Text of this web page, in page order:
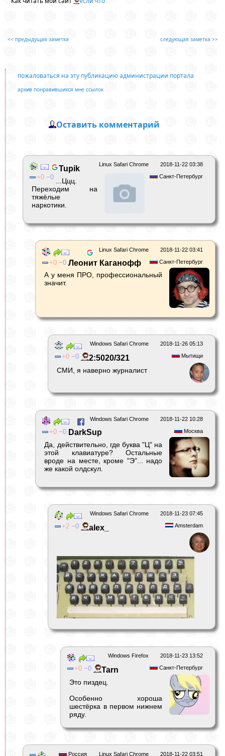
<< предыдущая заметка следующая заметка >>
пожаловаться на эту публикацию администрации портала
архив понравившихся мне ссылок
Оставить комментарий
2018-11-22 03:38
Linux Safari Chrome
Санкт-Петербург
0 0
Tupik
...Ццц.
Переходим на
тяжёлые
наркотики.
2018-11-22 03:41
Linux Safari Chrome
Санкт-Петербург
0 0 Леонит Каганофф
А у меня ПРО, профессиональный
значит.
2018-11-26 05:13
Windows Safari Chrome
Мытищи
0 0 2:5020/321
СМИ, я наверно журналист
2018-11-22 10:28
Windows Safari Chrome
Москва
0 0 DarkSup
Да, действительно, где буква "Ц" на
этой клавиатуре? Остальные
вроде на месте, кроме "Э"... надо
же какой олдскул.
2018-11-23 07:45
Windows Safari Chrome
Amsterdam
2 0 alex_
2018-11-23 13:52
Windows Firefox
Санкт-Петербург
0 0 Tarn
Это пиздец.
Особенно хороша
шестёрка в первом нижнем
ряду.
2018-11-22 03:51
Linux Safari Chrome
Россия